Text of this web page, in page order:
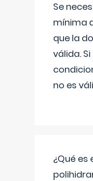
Se
mínima
que la
válida.
no es
¿Qué es